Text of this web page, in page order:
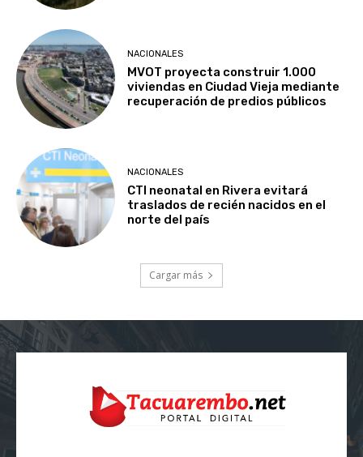
NACIONALES
MVOT proyecta construir 1.000
viviendas en Ciudad Vieja mediante
recuperación de predios públicos
NACIONALES
CTI neonatal en Rivera evitará
traslados de recién nacidos en el
norte del país
Cargar más